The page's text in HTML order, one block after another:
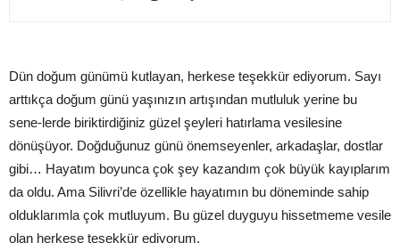
Dün doğum günümü kutlayan, herkese teşekkür ediyorum. Sayı
arttıkça doğum günü yaşınızın artışından mutluluk yerine bu
sene-lerde biriktirdiğiniz güzel şeyleri hatırlama vesilesine
dönüşüyor. Doğduğunuz günü önemseyenler, arkadaşlar, dostlar
gibi… Hayatım boyunca çok şey kazandım çok büyük kayıplarım
da oldu. Ama Silivri’de özellikle hayatımın bu döneminde sahip
olduklarımla çok mutluyum. Bu güzel duyguyu hissetmeme vesile
olan herkese teşekkür ediyorum.